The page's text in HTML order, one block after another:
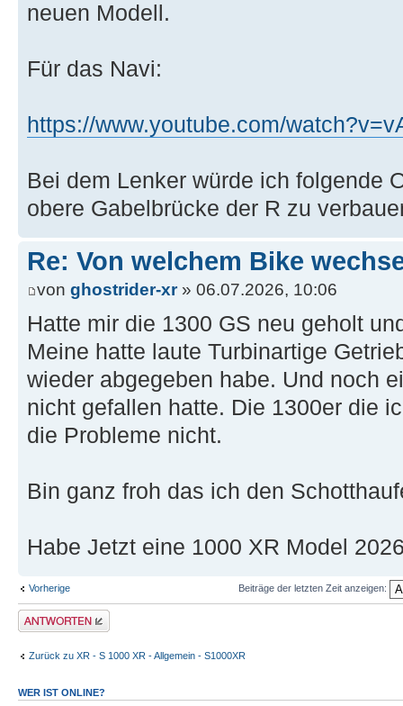
neuen Modell.
Für das Navi:
https://www.youtube.com/
Bei dem Lenker würde ich folgende
obere Gabelbrücke der R zu
Re: Von welchem Bike
von ghostrider-xr» 06.07.2026, 10:06
Hatte mir die 1300 GS neu geholt
Meine hatte laute Turbinartige
wieder abgegeben habe. Und noch
nicht gefallen hatte. Die 1300er die
die Probleme nicht.
Bin ganz froh das ich den
Habe Jetzt eine 1000 XR Model
Vorherige Beiträge der letzten Zeit anzeigen:
Antwort erstellen
Zurück zu XR - S 1000 XR - Allgemein - S1000XR
WER IST ONLINE?